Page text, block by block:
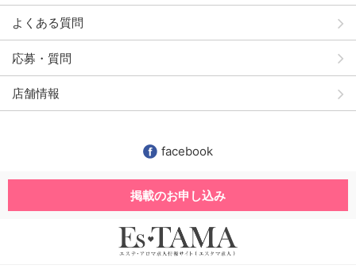
よくある質問
応募・質問
店舗情報
facebook
掲載のお申し込み